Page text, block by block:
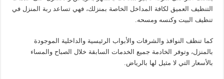
التنظيف العميق لكافة المداخل الخاصة بمنزلك، فهي تساعد ربة المنزل في
تنظيف البيت وكنسه ومسحه.
كما تنظف النوافذ والشرفات والأبواب الرئيسية والداخلية الموجودة
بالمنزل، وتوفر الخادمة جميع الخدمات السابقة خلال الصباح والمساء
بالأسعار التي لا مثيل لها بالرياض.